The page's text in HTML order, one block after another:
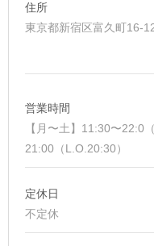
住所
東京都新宿区富久町16-
営業時間
【月〜土】11:30〜22:0
21:00（L.O.20:30）
定休日
不定休